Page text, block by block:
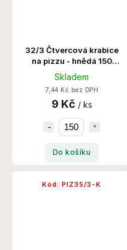
32/3 Čtvercová krabice
na pizzu - hnědá 150
Ks/Krt
Skladem
7,44 Kč bez DPH
9 Kč / ks
Do košíku
Kód: PIZ35/3-K